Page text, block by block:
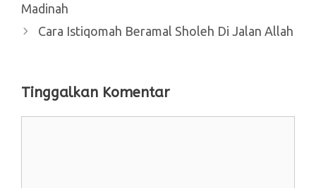
Madinah
Cara Istiqomah Beramal Sholeh Di Jalan Allah
Tinggalkan Komentar